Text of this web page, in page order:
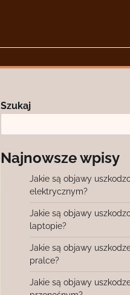
Szukaj
Najnowsze wpisy
Jakie są objawy
elektrycznym?
Jakie są objawy
laptopie?
Jakie są objawy
pralce?
Jakie są objawy